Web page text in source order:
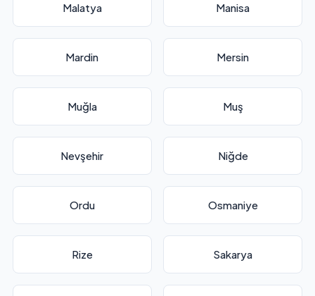
Malatya Manisa
Mardin Mersin
Muğla Muş
Nevşehir Niğde
Ordu Osmaniye
Rize Sakarya